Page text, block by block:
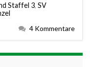
Staffel 3, SV
4 Kommentare